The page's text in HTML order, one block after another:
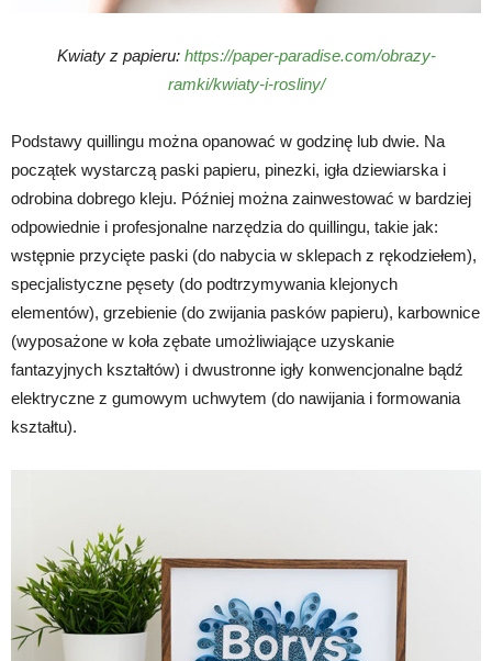
Kwiaty z papieru: https://paper-paradise.com/obrazy-
ramki/kwiaty-i-rosliny/
Podstawy quillingu można opanować w godzinę lub dwie. Na
początek wystarczą paski papieru, pinezki, igła dziewiarska i
odrobina dobrego kleju. Później można zainwestować w bardziej
odpowiednie i profesjonalne narzędzia do quillingu, takie jak:
wstępnie przycięte paski (do nabycia w sklepach z rękodziełem),
specjalistyczne pęsety (do podtrzymywania klejonych
elementów), grzebienie (do zwijania pasków papieru), karbownice
(wyposażone w koła zębate umożliwiające uzyskanie
fantazyjnych kształtów) i dwustronne igły konwencjonalne bądź
elektryczne z gumowym uchwytem (do nawijania i formowania
kształtu).